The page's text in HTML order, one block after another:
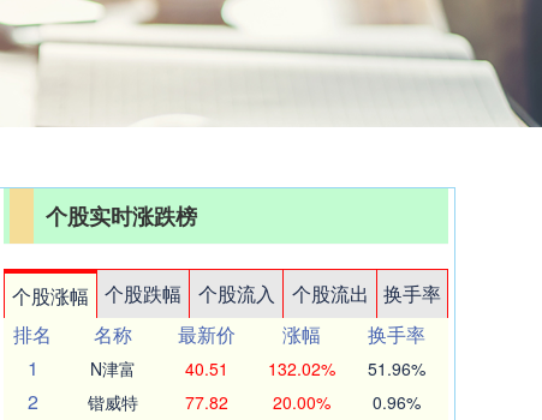
个股实时涨跌榜
个股涨幅 个股跌幅 个股流入 个股流出
换手率
排名
名称 最新价 涨幅
换手率
1
N津富 40.51 132.02% 51.96%
2 锴威特 77.82 20.00% 0.96%